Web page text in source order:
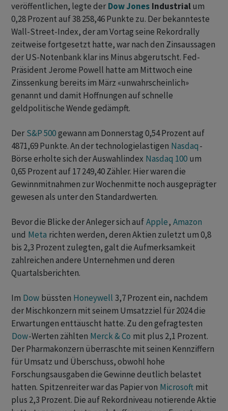
veröffentlichen, legte der Dow Jones Industrialum
0,28 Prozent auf 38 258,46 Punkte zu. Der bekannteste
Wall-Street-Index, der am Vortag seine Rekordrally
zeitweise fortgesetzt hatte, war nach den Zinsaussagen
der US-Notenbank klar ins Minus abgerutscht. Fed-
Präsident Jerome Powell hatte am Mittwoch eine
Zinssenkung bereits im März «unwahrscheinlich»
genannt und damit Hoffnungen auf schnelle
geldpolitische Wende gedämpft.
Der S&P 500gewann am Donnerstag 0,54 Prozent auf
4871,69 Punkte. An der technologielastigen Nasdaq-
Börse erholte sich der Auswahlindex Nasdaq 100 um
0,65 Prozent auf 17 249,40 Zähler. Hier waren die
Gewinnmitnahmen zur Wochenmitte noch ausgeprägter
gewesen als unter den Standardwerten.
Bevor die Blicke der Anleger sich aufApple, Amazon
und Meta richten werden, deren Aktien zuletzt um 0,8
bis 2,3 Prozent zulegten, galt die Aufmerksamkeit
zahlreichen andere Unternehmen und deren
Quartalsberichten.
Im Dow büssten Honeywell 3,7 Prozent ein, nachdem
der Mischkonzern mit seinem Umsatzziel für 2024 die
Erwartungen enttäuscht hatte. Zu den gefragtesten
Dow-Werten zählten Merck & Co mit plus 2,1 Prozent.
Der Pharmakonzern überraschte mit seinen Kennziffern
für Umsatz und Überschuss, obwohl hohe
Forschungsausgaben die Gewinne deutlich belastet
hatten. Spitzenreiter war das Papier von Microsoft mit
plus 2,3 Prozent. Die auf Rekordniveau notierende Aktie